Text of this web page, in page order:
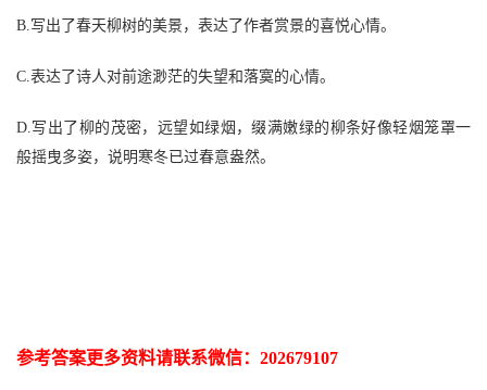
B.写出了春天柳树的美景，表达了作者赏景的喜悦心情。
C.表达了诗人对前途渺茫的失望和落寞的心情。
D.写出了柳的茂密，远望如绿烟，缀满嫩绿的柳条好像轻烟笼罩一
般摇曳多姿，说明寒冬已过春意盎然。
参考答案更多资料请联系微信： 202679107